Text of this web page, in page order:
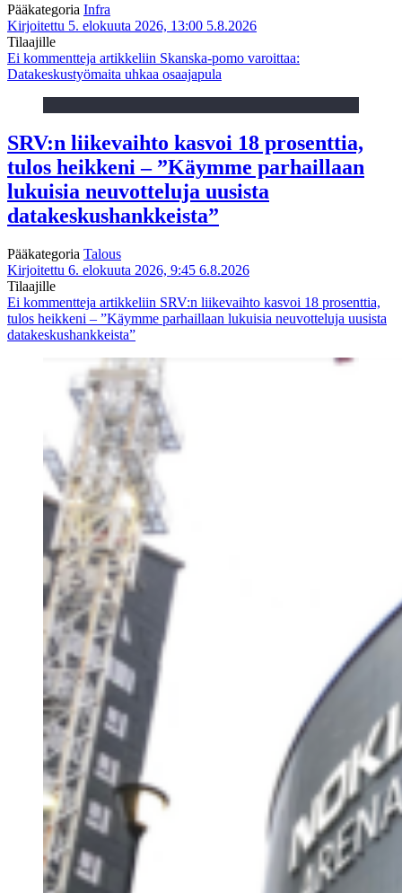
Pääkategoria Infra
Kirjoitettu 5. elokuuta 2026, 13:00 5.8.2026
Tilaajille
Ei kommentteja artikkeliin Skanska-pomo varoittaa:
Datakeskustyömaita uhkaa osaajapula
SRV:n liikevaihto kasvoi 18 prosenttia,
tulos heikkeni – ”Käymme parhaillaan
lukuisia neuvotteluja uusista
datakeskushankkeista”
Pääkategoria Talous
Kirjoitettu 6. elokuuta 2026, 9:45 6.8.2026
Tilaajille
Ei kommentteja artikkeliin SRV:n liikevaihto kasvoi 18 prosenttia,
tulos heikkeni – ”Käymme parhaillaan lukuisia neuvotteluja uusista
datakeskushankkeista”